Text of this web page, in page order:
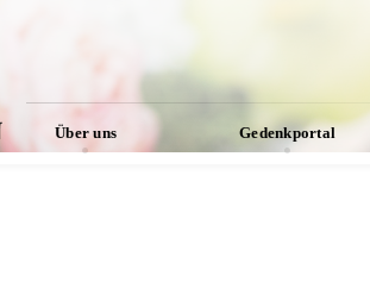
Über uns Gedenkportal